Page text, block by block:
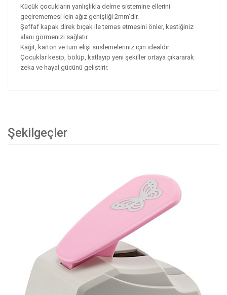
Küçük çocukların yanlışlıkla delme sistemine ellerini
geçirememesi için ağız genişliği 2mm'dir.
Şeffaf kapak direk bıçak ile temas etmesini önler, kestiğiniz
alanı görmenizi sağlatır.
Kağıt, karton ve tüm elişi süslemeleriniz için idealdir.
Çocuklar kesip, bölüp, katlayıp yeni şekiller ortaya çıkararak
zeka ve hayal gücünü geliştirir.
Şekilgeçler